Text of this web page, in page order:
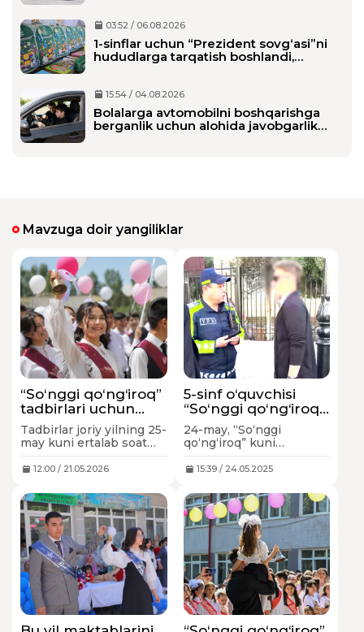
03:52 / 06.08.2026
1-sinflar uchun “Prezident sovg‘asi”ni
hududlarga tarqatish boshlandi,
15:54 / 04.08.2026
Bolalarga avtomobilni boshqarishga
berganlik uchun alohida javobgarlik
Mavzuga doir yangiliklar
“So‘nggi qo‘ng‘iroq”
tadbirlari uchun
faqat bir soat vaqt
beriladi
Tadbirlar joriy yilning 25-
may kuni ertalab soat
o‘tkaziladi. Shuningdek,
qoidalariga rioya qilgan
holda maktab hovlisidagi
soya-salqin va ochiq
maydonlarda tashkil
etish belgilangan.
12:00 / 21.05.2026
5-sinf o‘quvchisi
“So‘nggi qo‘ng‘iroq”
tadbiriga mashina
haydab bordi, ayrim
o‘quvchilar spirtli
ichimlik ichgan
24-may, “So‘nggi
qo‘ng‘iroq” kuni
avtomobil boshqarish
aniqlandi. Achinarlisi,
o‘quvchilar orasida
ushbu tadbirga spirtli
ichimliklar iste’mol qilib
borganlari ham topildi.
15:39 / 24.05.2025